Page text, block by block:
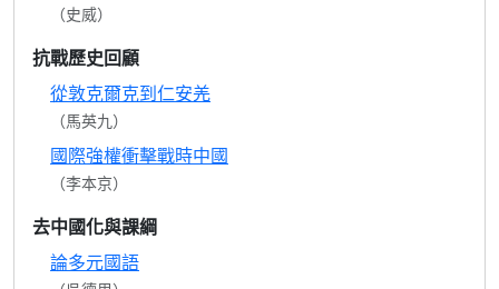
（史威）
抗戰歷史回顧
從敦克爾克到仁安羌
（馬英九）
國際強權衝擊戰時中國
（李本京）
去中國化與課綱
論多元國語